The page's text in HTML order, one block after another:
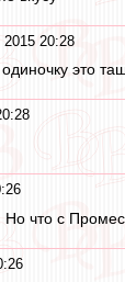
2015 20:28
это
Но что с